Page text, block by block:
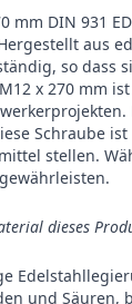
mm DIN 931
aus
so dass
x 270 mm
Schraube
stellen.
dieses
und